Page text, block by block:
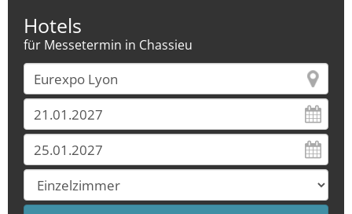
Hotels
für Messetermin in Chassieu